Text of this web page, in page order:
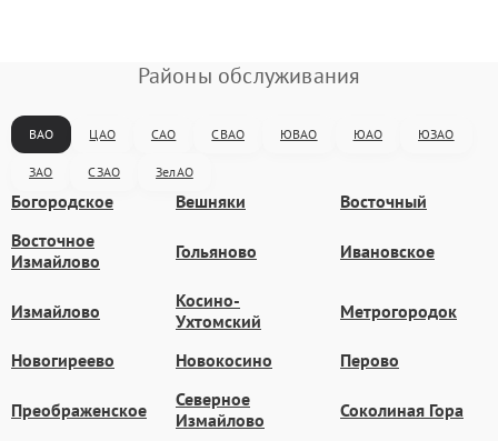
Районы обслуживания
ВАО ЦАО САО СВАО ЮВАО ЮАО ЮЗАО
ЗАО СЗАО ЗелАО
Богородское Вешняки
Восточный
Восточное
Измайлово
Гольяново Ивановское
Измайлово
Косино-
Ухтомский
Метрогородок
Новогиреево Новокосино Перово
Преображенское
Северное
Измайлово
Соколиная Гора